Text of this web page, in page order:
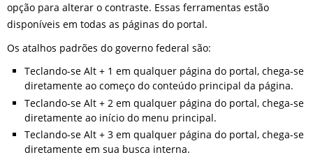
opção para alterar o contraste. Essas ferramentas estão
disponíveis em todas as páginas do portal.
Os atalhos padrões do governo federal são:
Teclando-se Alt + 1 em qualquer página do portal, chega-se
diretamente ao começo do conteúdo principal da página.
Teclando-se Alt + 2 em qualquer página do portal, chega-se
diretamente ao início do menu principal.
Teclando-se Alt + 3 em qualquer página do portal, chega-se
diretamente em sua busca interna.